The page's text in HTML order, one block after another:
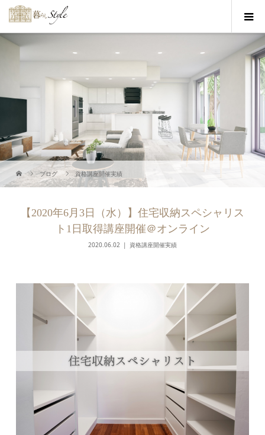
ブログ 資格講座開催実績
【2020年6月3日（水）】住宅収納スペシャリス
ト1日取得講座開催＠オンライン
2020.06.02 資格講座開催実績